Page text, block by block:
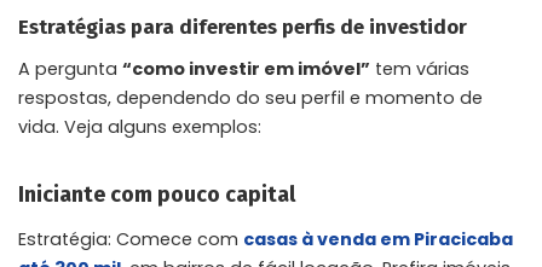
Estratégias para diferentes perfis de investidor
A pergunta “como investir em imóvel” tem várias
respostas, dependendo do seu perfil e momento de
vida. Veja alguns exemplos:
Iniciante com pouco capital
Estratégia: Comece com casas à venda em Piracicaba